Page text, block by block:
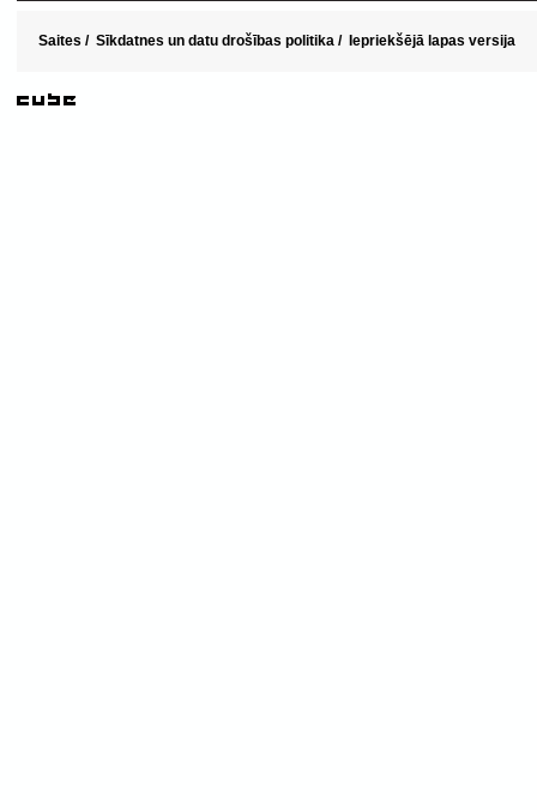
Saites / Sīkdatnes un datu drošības politika / Iepriekšējā lapas versija